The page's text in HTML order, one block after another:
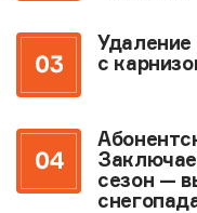
Удаление
с
сезон —